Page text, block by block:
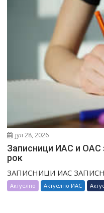
јул 28, 2026
Записници ИАС и ОАС
рок
ЗАПИСНИЦИ ИАС
Актуелно Актуелно ИАС